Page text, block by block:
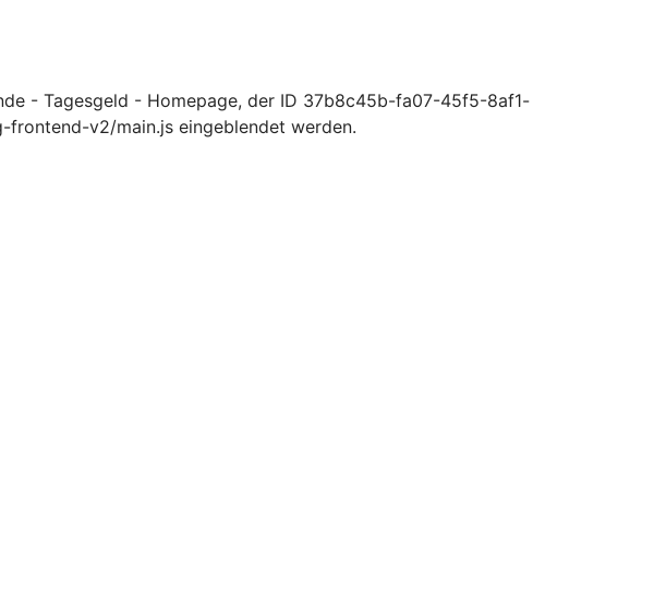
- Tagesgeld - Homepage, der ID 37b8c45b-fa07-45f5-8af1-
v2/main.js eingeblendet werden.